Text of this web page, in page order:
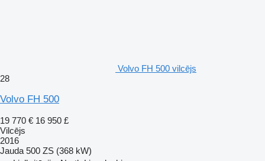
Volvo FH 500 vilcējs
28
Volvo FH 500
19 770 € 16 950 £
Vilcējs
2016
Jauda 500 ZS (368 kW)